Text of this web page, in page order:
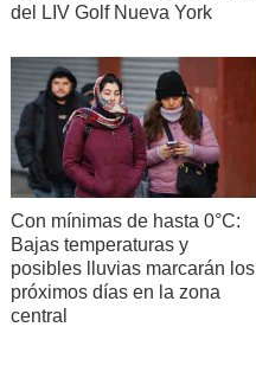
del LIV Golf Nueva York
Con mínimas de hasta 0°C:
Bajas temperaturas y
posibles lluvias marcarán los
próximos días en la zona
central